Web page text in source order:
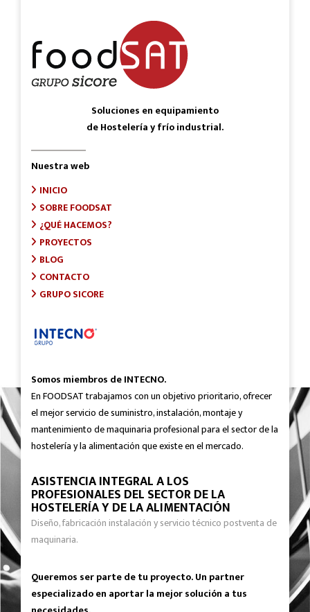
Soluciones en equipamiento
de Hostelería y frío industrial.
Nuestra web
INICIO
SOBRE FOODSAT
¿QUÉ HACEMOS?
PROYECTOS
BLOG
CONTACTO
GRUPO SICORE
Somos miembros de INTECNO.
En FOODSAT trabajamos con un objetivo prioritario, ofrecer
el mejor servicio de suministro, instalación, montaje y
mantenimiento de maquinaria profesional para el sector de la
hostelería y la alimentación que existe en el mercado.
ASISTENCIA INTEGRAL A LOS
PROFESIONALES DEL SECTOR DE LA
HOSTELERÍA Y DE LA ALIMENTACIÓN
Diseño, fabricación instalación y servicio técnico postventa de
maquinaria.
Queremos ser parte de tu proyecto. Un partner
especializado en aportar la mejor solución a tus